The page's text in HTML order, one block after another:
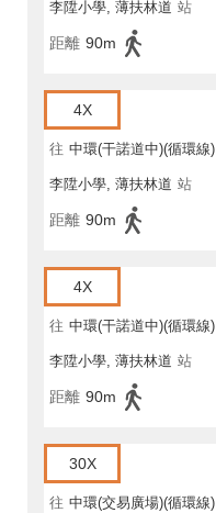
李陞小學, 薄扶林道 站
距離 90m
4X
往 中環(干諾道中)(循環線)
李陞小學, 薄扶林道 站
距離 90m
4X
往 中環(干諾道中)(循環線)
李陞小學, 薄扶林道 站
距離 90m
30X
往 中環(交易廣場)(循環線)